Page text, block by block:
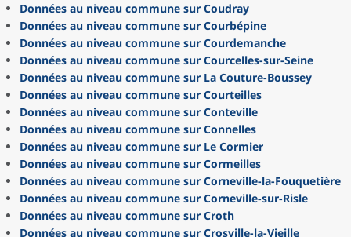
Données au niveau commune sur Coudray
Données au niveau commune sur Courbépine
Données au niveau commune sur Courdemanche
Données au niveau commune sur Courcelles-sur-Seine
Données au niveau commune sur La Couture-Boussey
Données au niveau commune sur Courteilles
Données au niveau commune sur Conteville
Données au niveau commune sur Connelles
Données au niveau commune sur Le Cormier
Données au niveau commune sur Cormeilles
Données au niveau commune sur Corneville-la-Fouquetière
Données au niveau commune sur Corneville-sur-Risle
Données au niveau commune sur Croth
Données au niveau commune sur Crosville-la-Vieille